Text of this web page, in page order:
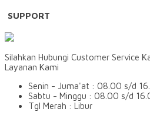
SUPPORT
Silahkan Hubungi Customer Service
Layanan Kami
Senin - Juma'at : 08.00 s/d
Sabtu - Minggu : 08.00 s/d
Tgl Merah : Libur